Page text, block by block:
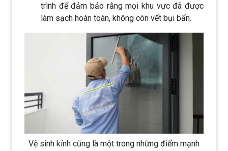
trình để đảm bảo rằng mọi khu vực đã được
làm sạch hoàn toàn, không còn vết bụi bẩn.
Vệ sinh kính cũng là một trong những điểm mạnh